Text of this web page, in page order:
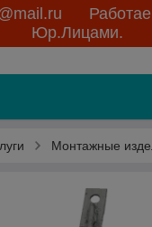
Юр.Лицами.
Монтажные